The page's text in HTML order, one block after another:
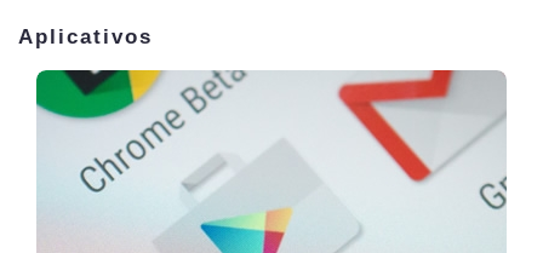
Aplicativos